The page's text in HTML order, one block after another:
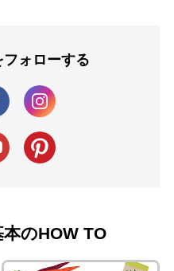
フォローする
のHOW TO